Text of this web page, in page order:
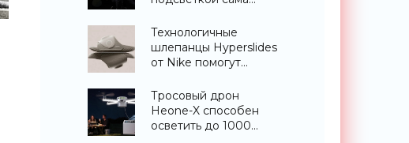
«Гаджеты»
Технологичные
шлепанцы Hyperslides
от Nike помогут
ноги после
тренировки -
«Гаджеты»
Тросовый дрон
Heone-X способен
осветить до 1000